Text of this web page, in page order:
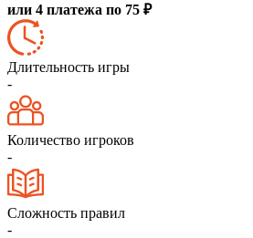
или 4 платежа по 75 ₽
Длительность игры
-
Количество игроков
-
Сложность правил
-